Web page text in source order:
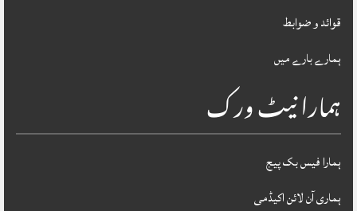
قوائد و ضوابط
ہمارے بارے میں
ہمارا نیٹ ورک
ہمارا فیس بک پیج
ہماری آن لائن اکیڈمی